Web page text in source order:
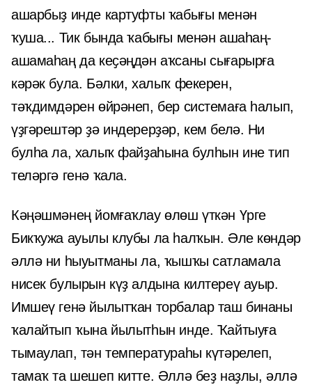
ашарбыҙ инде картуфты ҡабығы менән
ҡуша... Тик бында ҡабығы менән ашаһаң-
ашамаһаң да кеҫәңдән аҡсаны сығарырға
кәрәк була. Бәлки, халыҡ фекерен,
тәҡдимдәрен өйрәнеп, бер системаға һалып,
үҙгәрештәр ҙә индерерҙәр, кем белә. Ни
булһа ла, халыҡ файҙаһына булһын ине тип
теләргә генә ҡала.
Кәңәшмәнең йомғаҡлау өлөш үткән Үрге
Бикҡужа ауылы клубы ла һалҡын. Әле көндәр
әллә ни һыуытманы ла, ҡышҡы сатламала
нисек булырын күҙ алдына килтереү ауыр.
Имшеү генә йылытҡан торбалар таш бинаны
ҡалайтып ҡына йылытһын инде. Ҡайтыуға
тымаулап, тән температураһы күтәрелеп,
тамаҡ та шешеп китте. Әллә беҙ наҙлы, әллә